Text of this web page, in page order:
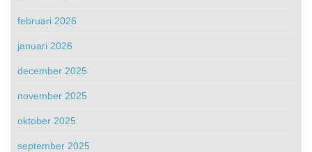
februari 2026
januari 2026
december 2025
november 2025
oktober 2025
september 2025